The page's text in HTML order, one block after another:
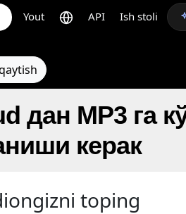
Yout API Ish stoli
дан MP3 га
керак
toping